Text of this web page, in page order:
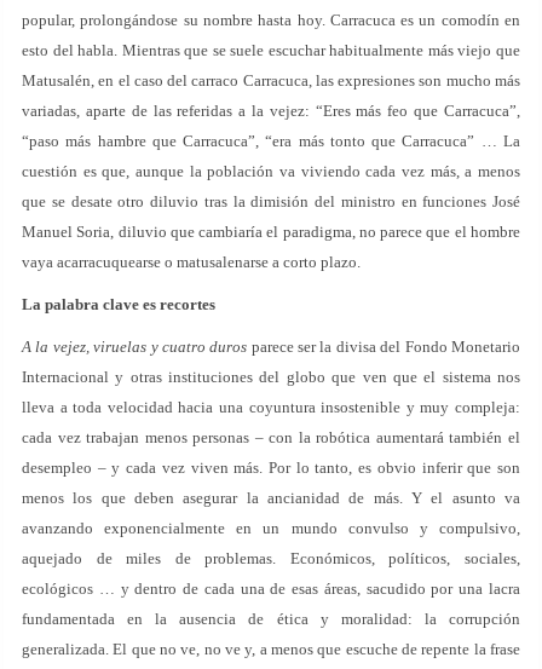
popular, prolongándose su nombre hasta hoy. Carracuca es un comodín en
esto del habla. Mientras que se suele escuchar habitualmente más viejo que
Matusalén, en el caso del carraco Carracuca, las expresiones son mucho más
variadas, aparte de las referidas a la vejez: “Eres más feo que Carracuca”,
“paso más hambre que Carracuca”, “era más tonto que Carracuca” … La
cuestión es que, aunque la población va viviendo cada vez más, a menos
que se desate otro diluvio tras la dimisión del ministro en funciones José
Manuel Soria, diluvio que cambiaría el paradigma, no parece que el hombre
vaya acarracuquearse o matusalenarse a corto plazo.
La palabra clave es recortes
A la vejez, viruelas y cuatro duros parece ser la divisa del Fondo Monetario
Internacional y otras instituciones del globo que ven que el sistema nos
lleva a toda velocidad hacia una coyuntura insostenible y muy compleja:
cada vez trabajan menos personas – con la robótica aumentará también el
desempleo – y cada vez viven más. Por lo tanto, es obvio inferir que son
menos los que deben asegurar la ancianidad de más. Y el asunto va
avanzando exponencialmente en un mundo convulso y compulsivo,
aquejado de miles de problemas. Económicos, políticos, sociales,
ecológicos … y dentro de cada una de esas áreas, sacudido por una lacra
fundamentada en la ausencia de ética y moralidad: la corrupción
generalizada. El que no ve, no ve y, a menos que escuche de repente la frase